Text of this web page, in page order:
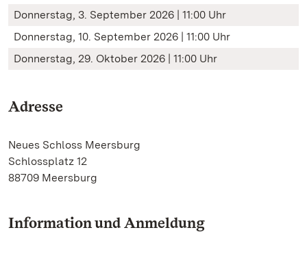
Donnerstag, 3. September 2026 | 11:00 Uhr
Donnerstag, 10. September 2026 | 11:00 Uhr
Donnerstag, 29. Oktober 2026 | 11:00 Uhr
Adresse
Neues Schloss Meersburg
Schlossplatz 12
88709 Meersburg
Information und Anmeldung